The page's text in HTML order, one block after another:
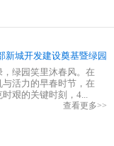
新城开发建设奠基暨绿园
开工仪式扩声系统
，绿园笑里沐春风。在
活力的早春时节，在
艰的关键时刻，4...
查看更多>>